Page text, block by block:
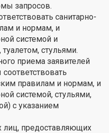
запросов.
санитарно-
и нормам, и
системой и
стульями.
приема заявителей
правилам и нормам, и
системой, стульями,
с указанием
лиц, предоставляющих